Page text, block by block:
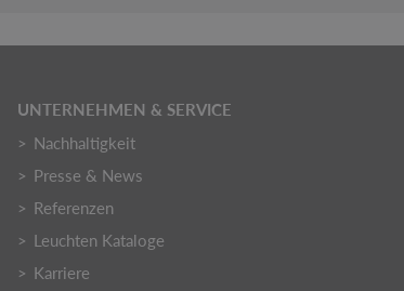
UNTERNEHMEN & SERVICE
Nachhaltigkeit
Presse & News
Referenzen
Leuchten Kataloge
Karriere